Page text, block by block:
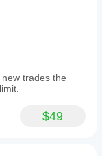
trades the
$49